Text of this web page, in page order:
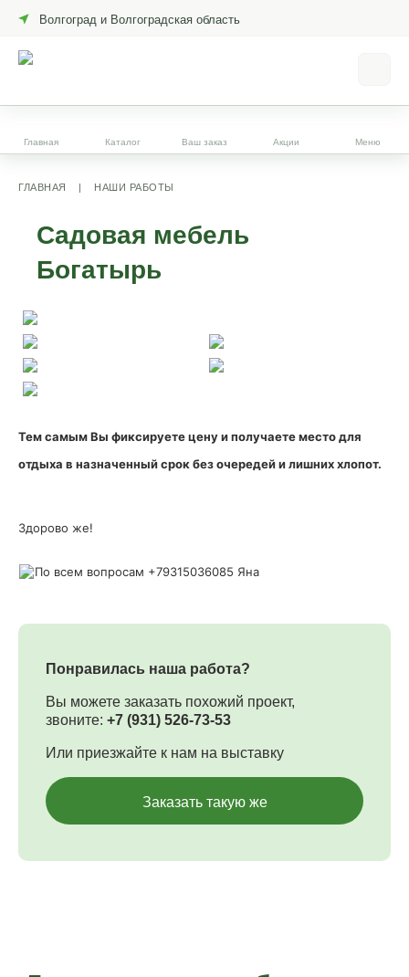
Волгоград и Волгоградская область
Главная Каталог Ваш заказ Акции Меню
ГЛАВНАЯ | НАШИ РАБОТЫ
Садовая мебель
Богатырь
Тем самым Вы фиксируете цену и получаете место для
отдыха в назначенный срок без очередей и лишних хлопот.
Здорово же!
По всем вопросам +79315036085 Яна
Понравилась наша работа?
Вы можете заказать похожий проект,
звоните: +7 (931) 526-73-53
Или приезжайте к нам на выставку
Заказать такую же